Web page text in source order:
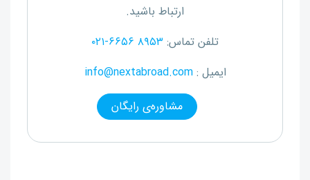
ارتباط باشید.
تلفن تماس: ۰۲۱-۶۶۵۶ ۸۹۵۳
ایمیل :info@nextabroad.com
مشاوره‌ی رایگان